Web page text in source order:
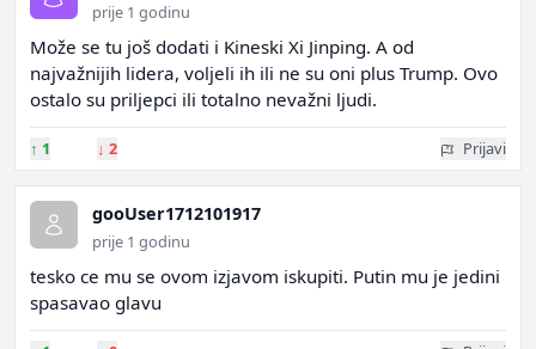
prije 1 godinu
Može se tu još dodati i Kineski Xi Jinping. A od
najvažnijih lidera, voljeli ih ili ne su oni plus Trump. Ovo
ostalo su priljepci ili totalno nevažni ljudi.
↑ 1 ↓ 2 Prijavi
gooUser1712101917
prije 1 godinu
tesko ce mu se ovom izjavom iskupiti. Putin mu je jedini
spasavao glavu